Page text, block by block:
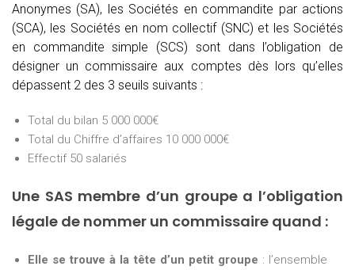
Anonymes (SA), les Sociétés en commandite par actions
(SCA), les Sociétés en nom collectif (SNC) et les Sociétés
en commandite simple (SCS) sont dans l’obligation de
désigner un commissaire aux comptes dès lors qu’elles
dépassent 2 des 3 seuils suivants :
Total du bilan 5 000 000€
Total du Chiffre d’affaires 10 000 000€
Effectif 50 salariés
Une SAS membre d’un groupe a l’obligation
légale de nommer un commissaire quand :
Elle se trouve à la tête d’un petit groupe : l’ensemble